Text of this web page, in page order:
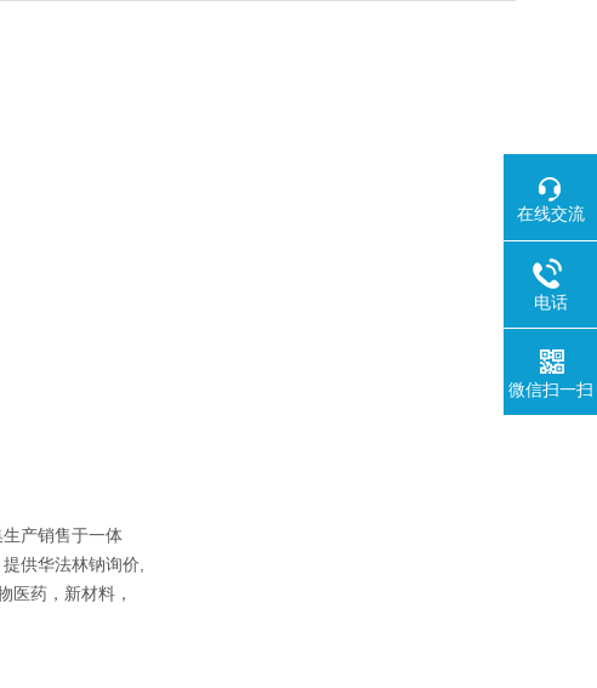
产销售于一体
供华法林钠询价,
医药，新材料，
在线交流
电话
微信扫一扫